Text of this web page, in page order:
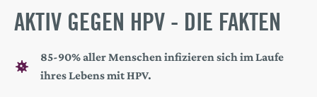
AKTIV GEGEN HPV - DIE FAKTEN
85-90% aller Menschen infizieren sich im Laufe
ihres Lebens mit HPV.